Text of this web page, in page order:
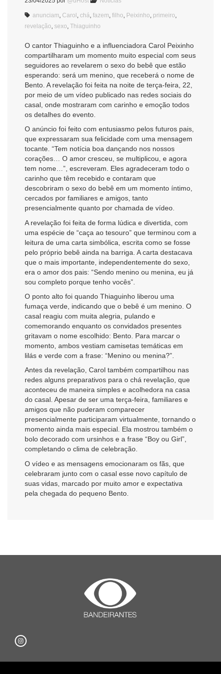
anunciam Carol chá fazem filho Peixinho primeiro
revelação sexo Thiaguinho
O cantor Thiaguinho e a influenciadora Carol Peixinho
compartilharam um momento muito especial com seus
seguidores ao revelarem o sexo do bebê que estão
esperando: será um menino, que receberá o nome de
Bento. A revelação foi feita na noite de terça-feira, 22,
por meio de um vídeo publicado nas redes sociais do
casal, onde mostraram com carinho e emoção todos
os detalhes do evento.
O anúncio foi feito com entusiasmo pelos futuros pais,
que expressaram sua felicidade com uma mensagem
tocante. “Tem notícia boa dançando nos nossos
corações… O amor cresceu, se multiplicou, e agora
tem nome…”, escreveram. Eles agradeceram todo o
carinho que têm recebido e contaram que
descobriram o sexo do bebê em um momento íntimo,
cercados por familiares e amigos, tanto
presencialmente quanto por chamada de vídeo.
A revelação foi feita de forma lúdica e divertida, com
uma espécie de “caça ao tesouro” que terminou com a
leitura de uma carta simbólica, escrita como se fosse
pelo próprio bebê ainda na barriga. A carta destacava
que o mais importante, independentemente do sexo,
era o amor dos pais: “Sendo menino ou menina, eu já
sou completo porque tenho vocês”.
O ponto alto foi quando Thiaguinho liberou uma
fumaça verde, indicando que o bebê é um menino. O
casal reagiu com muita alegria, pulando e
comemorando enquanto os convidados presentes
gritavam o nome escolhido: Bento. Para marcar o
momento, ambos vestiam camisetas temáticas em
lilás e verde com a frase: “Menino ou menina?”.
Antes da revelação, Carol também compartilhou nas
redes alguns preparativos para o chá revelação, que
aconteceu de maneira simples e acolhedora na casa
do casal. Apesar de ser uma terça-feira, familiares e
amigos que não puderam comparecer
presencialmente participaram virtualmente, tornando o
momento ainda mais especial. Ela mostrou também o
bolo decorado com ursinhos e a frase “Boy ou Girl”,
completando o clima de celebração.
O vídeo e as mensagens emocionaram os fãs, que
celebraram junto com o casal esse novo capítulo de
suas vidas, marcado por muito amor e expectativa
pela chegada do pequeno Bento.